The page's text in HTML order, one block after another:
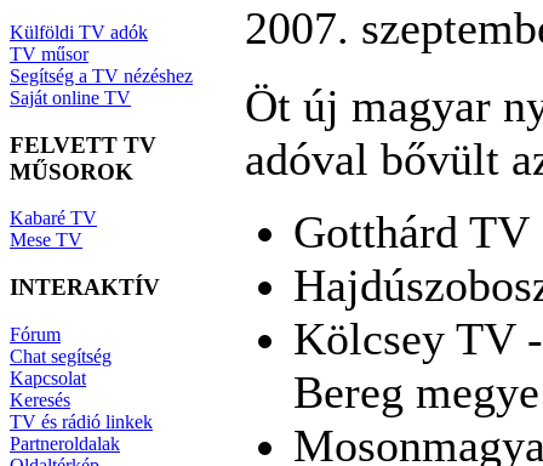
Külföldi TV adók
TV műsor
Segítség a TV nézéshez
Saját online TV
FELVETT TV
MŰSOROK
Kabaré TV
Mese TV
INTERAKTÍV
Fórum
Chat segítség
Kapcsolat
Keresés
TV és rádió linkek
Partneroldalak
2007.
Öt új magyar
adóval bővült
Gotthárd TV
Kölcsey TV
Bereg megye